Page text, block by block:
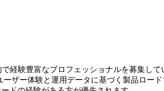
経験豊富なプロフェッショナルを募集し
ザー体験と運用データに基づく製品ロー